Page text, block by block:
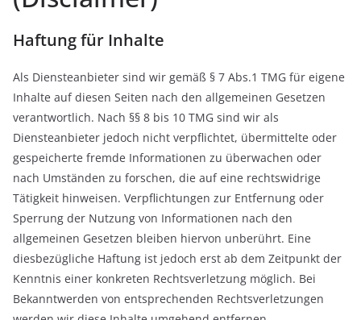
Haftung für Inhalte
Als Diensteanbieter sind wir gemäß § 7 Abs.1 TMG für eigene
Inhalte auf diesen Seiten nach den allgemeinen Gesetzen
verantwortlich. Nach §§ 8 bis 10 TMG sind wir als
Diensteanbieter jedoch nicht verpflichtet, übermittelte oder
gespeicherte fremde Informationen zu überwachen oder
nach Umständen zu forschen, die auf eine rechtswidrige
Tätigkeit hinweisen. Verpflichtungen zur Entfernung oder
Sperrung der Nutzung von Informationen nach den
allgemeinen Gesetzen bleiben hiervon unberührt. Eine
diesbezügliche Haftung ist jedoch erst ab dem Zeitpunkt der
Kenntnis einer konkreten Rechtsverletzung möglich. Bei
Bekanntwerden von entsprechenden Rechtsverletzungen